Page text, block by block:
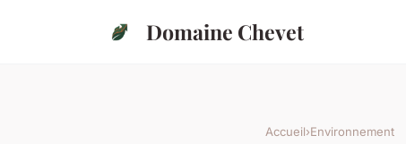
Domaine Chevet
Accueil›Environnement